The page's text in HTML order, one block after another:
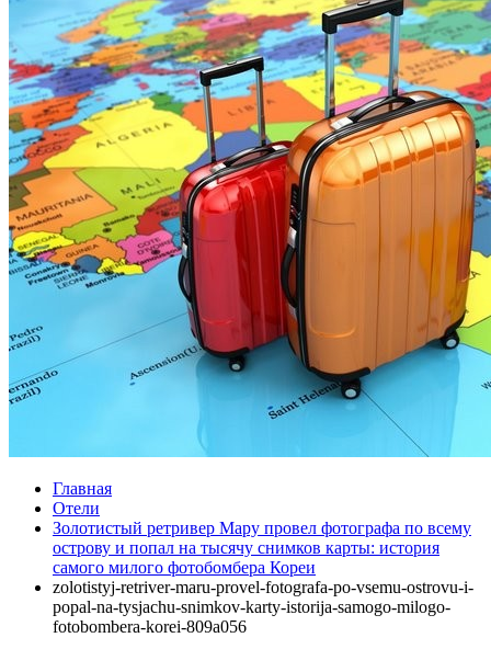
Главная
Отели
Золотистый ретривер Мару провел фотографа по всему
острову и попал на тысячу снимков карты: история
самого милого фотобомбера Кореи
zolotistyj-retriver-maru-provel-fotografa-po-vsemu-ostrovu-i-
popal-na-tysjachu-snimkov-karty-istorija-samogo-milogo-
fotobombera-korei-809a056